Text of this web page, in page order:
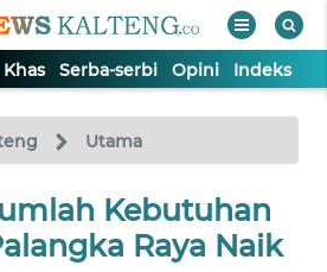
Khas Serba-serbi Opini Indeks
Utama
Kebutuhan
Raya Naik